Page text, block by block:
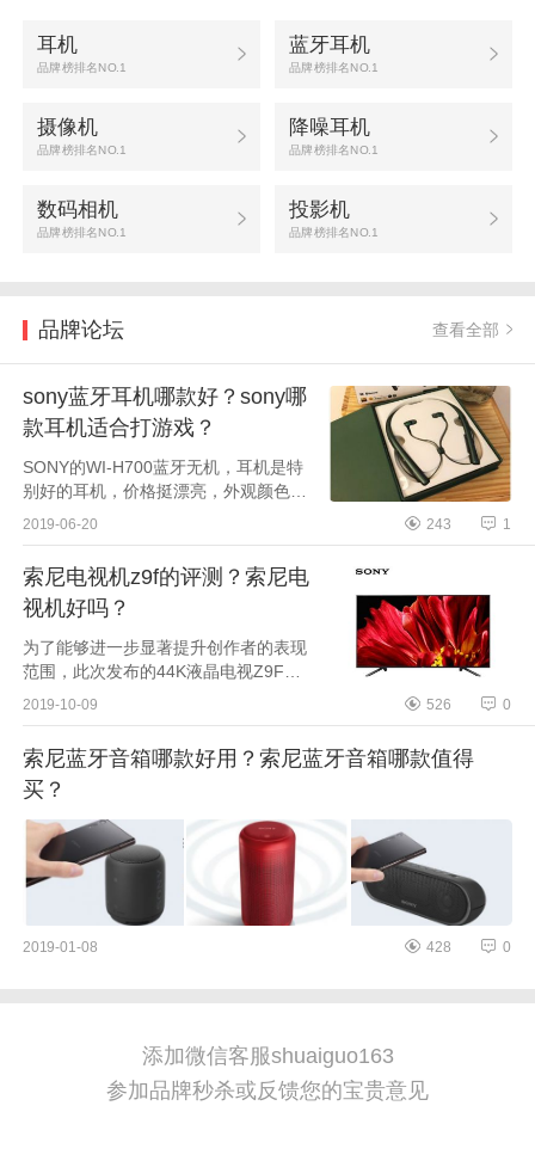
耳机
品牌榜排名NO.1
蓝牙耳机
品牌榜排名NO.1
摄像机
品牌榜排名NO.1
降噪耳机
品牌榜排名NO.1
数码相机
品牌榜排名NO.1
投影机
品牌榜排名NO.1
品牌论坛 查看全部
sony蓝牙耳机哪款好？sony哪
款耳机适合打游戏？
SONY的WI-H700蓝牙无机，耳机是特
别好的耳机，价格挺漂亮，外观颜色和
图片上的差不多，音质很好，刚刚买
好。包装配置呢，不能说...
2019-06-20 243 1
索尼电视机z9f的评测？索尼电
视机好吗？
为了能够进一步显著提升创作者的表现
范围，此次发布的44K液晶电视Z9F搭
载了4KHDR图像处理芯片X1旗舰版，
的画质处理能力提升，...
2019-10-09 526 0
索尼蓝牙音箱哪款好用？索尼蓝牙音箱哪款值得
买？
2019-01-08 428 0
添加微信客服shuaiguo163
参加品牌秒杀或反馈您的宝贵意见